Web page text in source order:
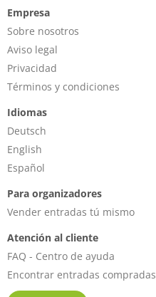
Empresa
Sobre nosotros
Aviso legal
Privacidad
Términos y condiciones
Idiomas
Deutsch
English
Español
Para organizadores
Vender entradas tú mismo
Atención al cliente
FAQ - Centro de ayuda
Encontrar entradas compradas